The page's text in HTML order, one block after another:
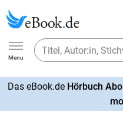
Ebook.de
Menu
Das eBook.de Hörbuch Abo